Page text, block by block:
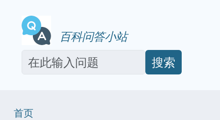
百科问答小站
搜索
首页